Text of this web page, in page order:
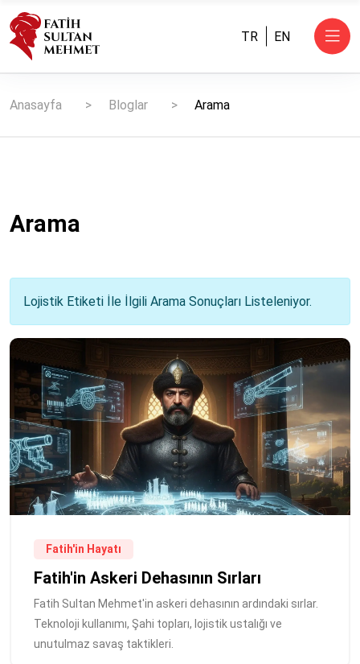
TR EN
Anasayfa Bloglar Arama
Arama
Lojistik Etiketi İle İlgili Arama Sonuçları Listeleniyor.
Fatih'in Hayatı
Fatih'in Askeri Dehasının Sırları
Fatih Sultan Mehmet'in askeri dehasının ardındaki sırlar.
Teknoloji kullanımı, Şahi topları, lojistik ustalığı ve
unutulmaz savaş taktikleri.